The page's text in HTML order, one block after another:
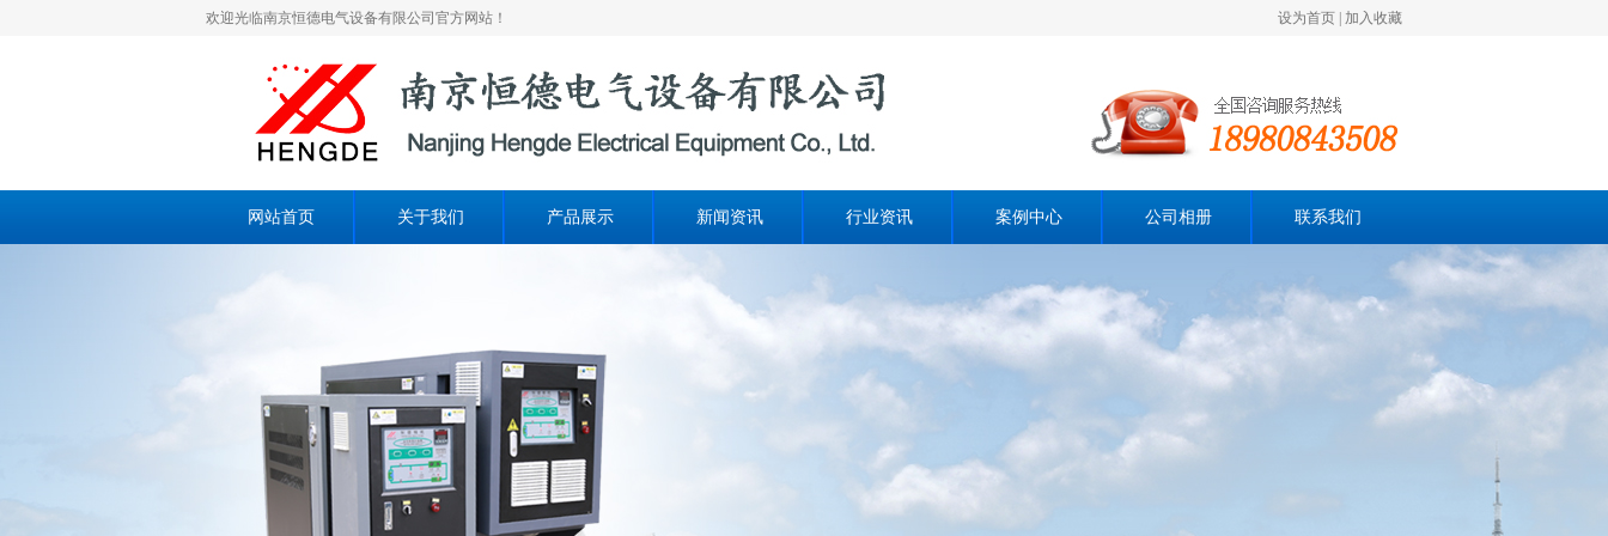
欢迎光临南京恒德电气设备有限公司官方网站！ 设为首页 加入收藏
网站首页 关于我们 产品展示 新闻资讯 行业资讯 案例中心 公司相册 联系我们